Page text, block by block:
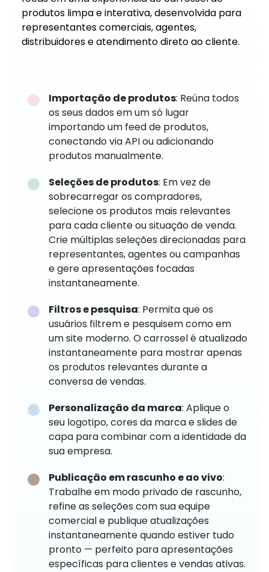
produtos limpa e interativa, desenvolvida para
representantes comerciais, agentes,
distribuidores e atendimento direto ao cliente.
Importação de produtos: Reúna todos
os seus dados em um só lugar
importando um feed de produtos,
conectando via API ou adicionando
produtos manualmente.
Seleções de produtos: Em vez de
sobrecarregar os compradores,
selecione os produtos mais relevantes
para cada cliente ou situação de venda.
Crie múltiplas seleções direcionadas para
representantes, agentes ou campanhas
e gere apresentações focadas
instantaneamente.
Filtros e pesquisa: Permita que os
usuários filtrem e pesquisem como em
um site moderno. O carrossel é atualizado
instantaneamente para mostrar apenas
os produtos relevantes durante a
conversa de vendas.
Personalização da marca: Aplique o
seu logotipo, cores da marca e slides de
capa para combinar com a identidade da
sua empresa.
Publicação em rascunho e ao vivo:
Trabalhe em modo privado de rascunho,
refine as seleções com sua equipe
comercial e publique atualizações
instantaneamente quando estiver tudo
pronto — perfeito para apresentações
específicas para clientes e vendas ativas.